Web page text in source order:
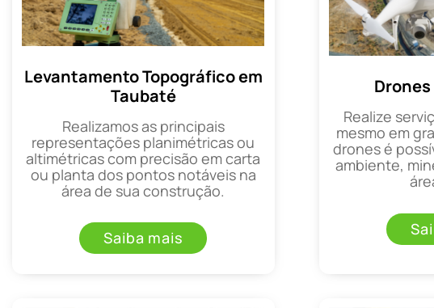
Levantamento Topográfico em
Taubaté
Realizamos as principais
representações planimétricas ou
altimétricas com precisão em carta
ou planta dos pontos notáveis na
área de sua construção.
Saiba mais
Realize
mesmo em
drones é
ambiente,